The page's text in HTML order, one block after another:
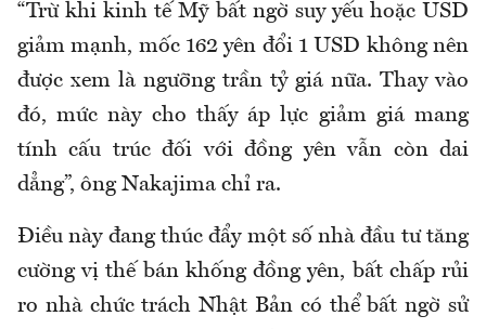
“Trừ khi kinh tế Mỹ bất ngờ suy yếu hoặc USD
giảm mạnh, mốc 162 yên đổi 1 USD không nên
được xem là ngưỡng trần tỷ giá nữa. Thay vào
đó, mức này cho thấy áp lực giảm giá mang
tính cấu trúc đối với đồng yên vẫn còn dai
dẳng”, ông Nakajima chỉ ra.
Điều này đang thúc đẩy một số nhà đầu tư tăng
cường vị thế bán khống đồng yên, bất chấp rủi
ro nhà chức trách Nhật Bản có thể bất ngờ sử